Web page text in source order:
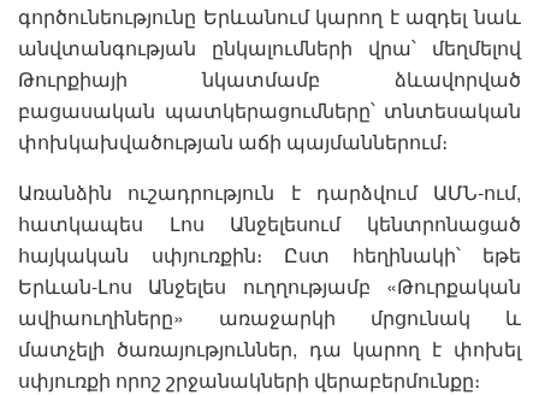
գործունեությունը Երևանում կարող է ազդել նաև
անվտանգության ընկալումների վրա՝ մեղմելով
Թուրքիայի նկատմամբ ձևավորված
բացասական պատկերացումները՝ տնտեսական
փոխկախվածության աճի պայմաններում։
Առանձին ուշադրություն է դարձվում ԱՄՆ-ում,
հատկապես Լոս Անջելեսում կենտրոնացած
հայկական սփյուռքին։ Ըստ հեղինակի՝ եթե
Երևան-Լոս Անջելես ուղղությամբ «Թուրքական
ավիաուղիները» առաջարկի մրցունակ և
մատչելի ծառայություններ, դա կարող է փոխել
սփյուռքի որոշ շրջանակների վերաբերմունքը։